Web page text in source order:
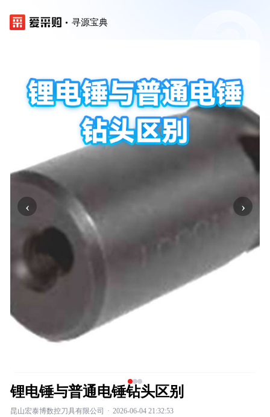
寻源宝典
‹ ›
锂电锤与普通电锤钻头区别
昆山宏泰博数控刀具有限公司 · 2026-06-04 21:32:53